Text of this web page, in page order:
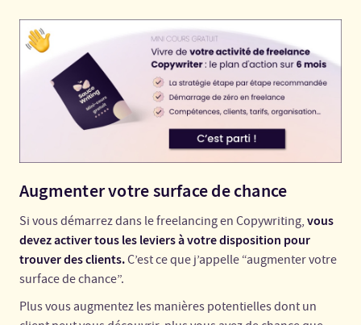
Augmenter votre surface de chance
Si vous démarrez dans le freelancing en Copywriting, vous
devez activer tous les leviers à votre disposition pour
trouver des clients.C’est ce que j’appelle “augmenter votre
surface de chance”.
Plus vous augmentez les manières potentielles dont un